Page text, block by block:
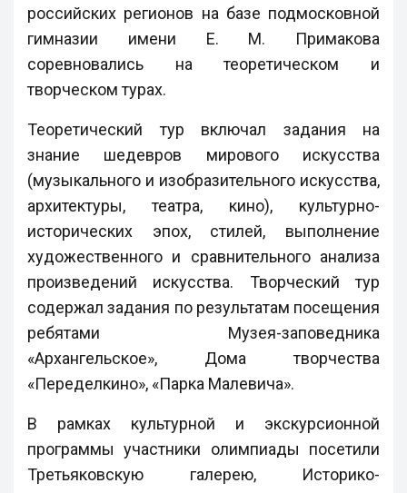
российских регионов на базе подмосковной
гимназии имени Е. М. Примакова
соревновались на теоретическом и
творческом турах.
Теоретический тур включал задания на
знание шедевров мирового искусства
(музыкального и изобразительного искусства,
архитектуры, театра, кино), культурно-
исторических эпох, стилей, выполнение
художественного и сравнительного анализа
произведений искусства. Творческий тур
содержал задания по результатам посещения
ребятами Музея-заповедника
«Архангельское», Дома творчества
«Переделкино», «Парка Малевича».
В рамках культурной и экскурсионной
программы участники олимпиады посетили
Третьяковскую галерею, Историко-